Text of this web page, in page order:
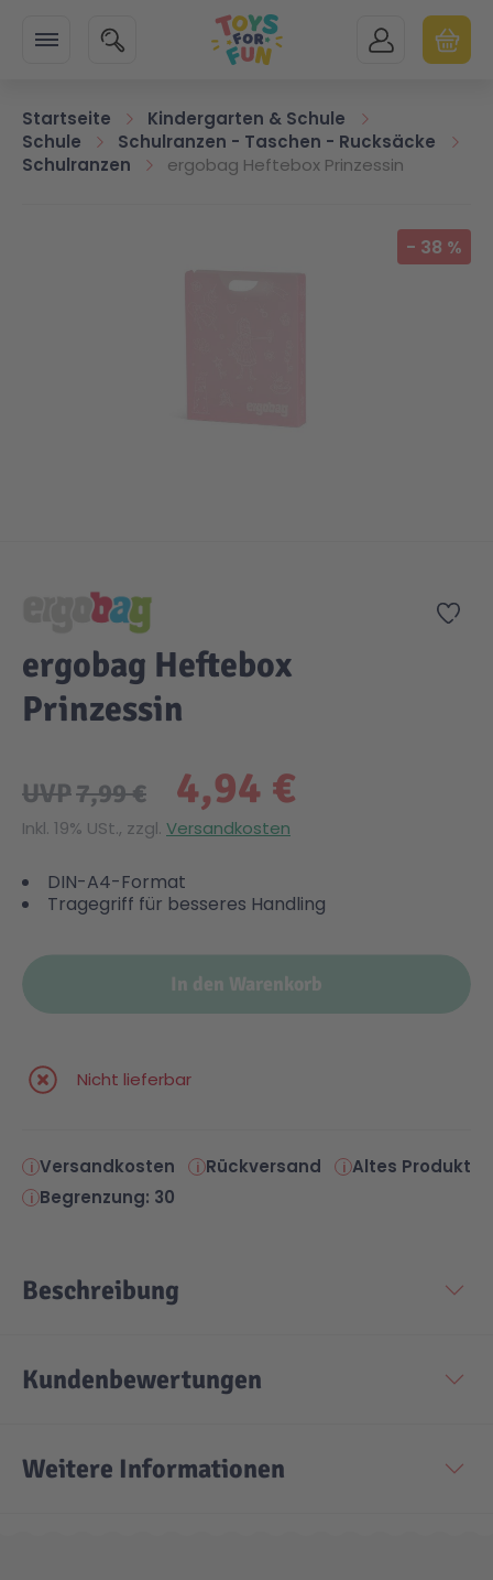
SUCHE MEIN KONTO
Startseite
Kindergarten & Schule
Schule
Schulranzen - Taschen - Rucksäcke
Schulranzen
ergobag Heftebox Prinzessin
- 38 %
Zur
ergobag Heftebox
Prinzessin
4,94 €
UVP7,99 €
Inkl. 19% USt., zzgl. Versandkosten
DIN-A4-Format
Tragegriff für besseres Handling
In den Warenkorb
Nicht lieferbar
Versandkosten Rückversand
Altes Produkt
Begrenzung: 30
Beschreibung
Kundenbewertungen
Weitere Informationen